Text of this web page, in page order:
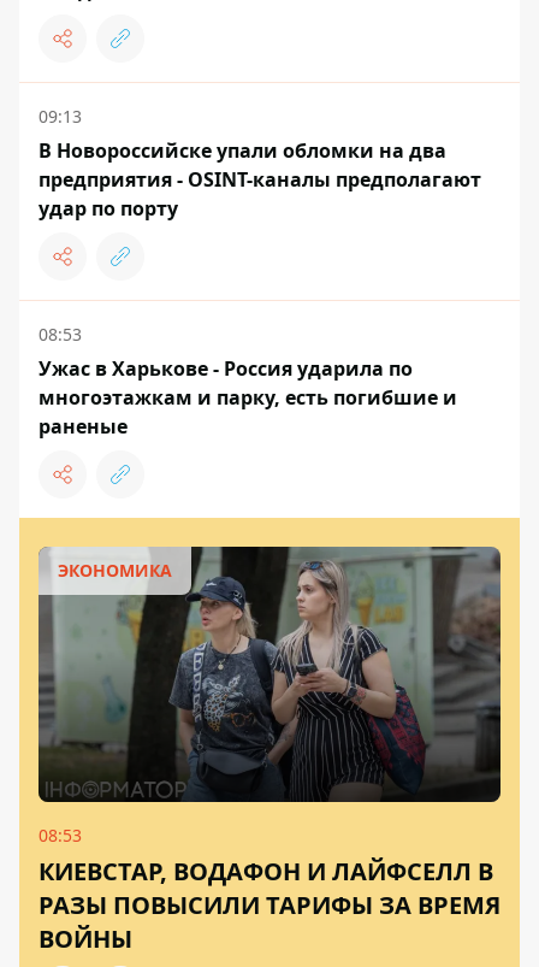
09:13
В Новороссийске упали обломки на два
предприятия - OSINT-каналы предполагают
удар по порту
08:53
Ужас в Харькове - Россия ударила по
многоэтажкам и парку, есть погибшие и
раненые
ЭКОНОМИКА
08:53
КИЕВСТАР, ВОДАФОН И ЛАЙФСЕЛЛ В
РАЗЫ ПОВЫСИЛИ ТАРИФЫ ЗА ВРЕМЯ
ВОЙНЫ